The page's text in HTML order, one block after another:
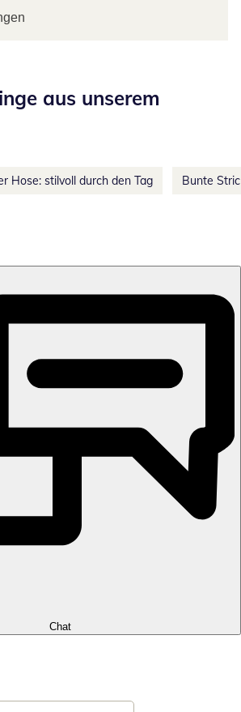
aus unserem
Hose: stilvoll durch den Tag Bunte
Chat